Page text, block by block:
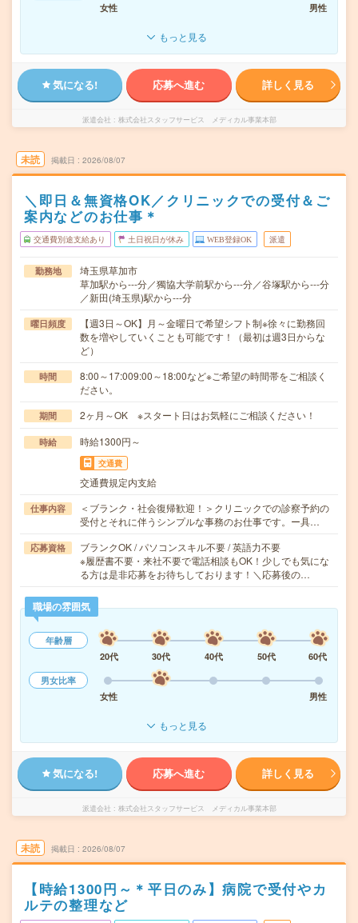
女性
男性
もっと見る
気になる! 応募へ進む 詳しく見る
派遣会社 株式会社スタッフサービス メディカル事業本部
未読 掲載日 2026/08/07
＼即日＆無資格OK／クリニックでの受付＆ご
案内などのお仕事＊
交通費別途支給あり 土日祝日が休み WEB登録OK 派遣
勤務地
埼玉県草加市
草加駅から---分／獨協大学前駅から---分／谷塚駅から---分
／新田(埼玉県)駅から---分
曜日頻度
【週3日～OK】月～金曜日で希望シフト制※徐々に勤務回
数を増やしていくことも可能です！（最初は週3日からな
ど）
時間
8:00～17:009:00～18:00など※ご希望の時間帯をご相談く
ださい。
期間 2ヶ月～OK ※スタート日はお気軽にご相談ください！
時給 時給1300円～
交通費
交通費規定内支給
仕事内容
＜ブランク・社会復帰歓迎！＞クリニックでの診察予約の
受付とそれに伴うシンプルな事務のお仕事です。ー具…
応募資格
ブランクOK / パソコンスキル不要 / 英語力不要
※履歴書不要・来社不要で電話相談もOK！少しでも気にな
る方は是非応募をお待ちしております！＼応募後の…
職場の雰囲気
年齢層
20代
30代 40代 50代
60代
男女比率
女性
男性
もっと見る
気になる! 応募へ進む 詳しく見る
派遣会社 株式会社スタッフサービス メディカル事業本部
未読 掲載日 2026/08/07
【時給1300円～＊平日のみ】病院で受付やカ
ルテの整理など